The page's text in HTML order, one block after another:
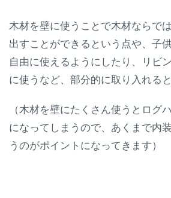
木材を壁に使うことで木材ならで
出すことができるという点や、子
自由に使えるようにしたり、リビ
に使うなど、部分的に取り入れる
（木材を壁にたくさん使うとログ
になってしまうので、あくまで内
うのがポイントになってきます）